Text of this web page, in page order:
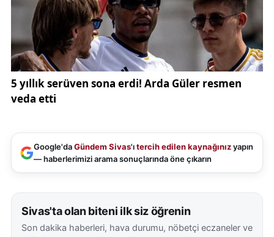
Google'daGündem Sivas'ıtercih edilen kaynağınızyapın
— haberlerimizi arama sonuçlarında öne çıkarın
Sivas'ta olan biteni ilk siz öğrenin
Son dakika haberleri, hava durumu, nöbetçi eczaneler ve